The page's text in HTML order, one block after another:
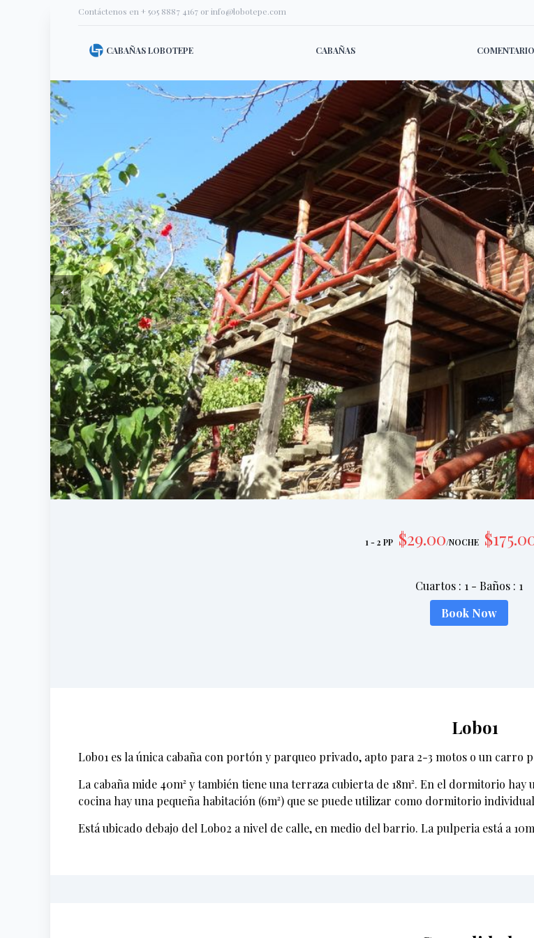
Contáctenos en + 505 8887 4167 orinfo@lobotepe.com
CABAÑAS LOBOTEPE CABAÑAS
←
1 - 2 PP $29.00/NOCHE $175
Cuartos : 1 - Baños : 1
Book Now
Lobo1
Lobo1 es la única cabaña con portón y parqueo privado, apto para 2-3 motos o un carro
La cabaña mide 40m² y también tiene una terraza cubierta de 18m². En el dormitorio hay
cocina hay una pequeña habitación (6m²) que se puede utilizar como dormitorio
Está ubicado debajo del Lobo2 a nivel de calle, en medio del barrio. La pulperia está a